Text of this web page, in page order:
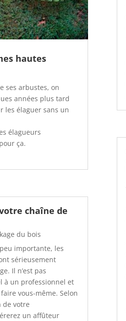
hautes
ses arbustes, on
années plus tard
les élaguer sans un
élagueurs
ça.
chaîne de
du bois
importante, les
sérieusement
Il n’est pas
à un professionnel et
vous-même. Selon
de votre
un affûteur